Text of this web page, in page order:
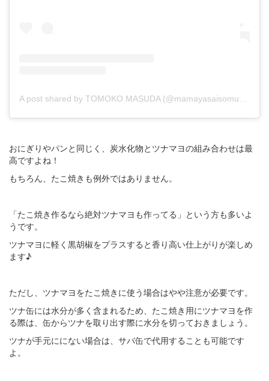
おにぎりやパンと同じく、炭水化物とツナマヨの組み合わせは最
高ですよね！
もちろん、たこ焼きも例外ではありません。
「たこ焼き作るなら絶対ツナマヨも作ってる」という方も多いよ
うです。
ツナマヨに軽く黒胡椒をプラスすると香り高い仕上がりが楽しめ
ます♪
ただし、ツナマヨをたこ焼きに使う場合はやや注意が必要です。
ツナ缶には水分が多く含まれるため、たこ焼き用にツナマヨを作
る際は、缶からツナを取り出す際に水分を切っておきましょう。
ツナが手元ににない場合は、サバ缶で代用することも可能です
よ。